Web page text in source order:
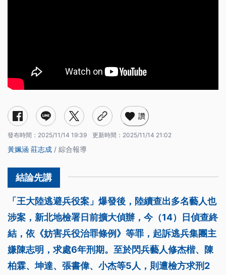
讚
發布時間： 2025/11/14 19:39 更新時間： 2025/11/14 21:02
黃姵涵 莊志成 / 綜合報導
「王大陸逃避兵役案」爆發後，陸續查出多名藝人也
涉案，新北地檢署日前擴大偵辦，今（14）日偵查終
結，依《妨害兵役治罪條例》等罪，起訴逃兵集團主
嫌陳志明，求處6年刑期。至於閃兵藝人修杰楷、陳
柏霖、坤達、張書偉、小杰等5人，則遭檢方求刑2